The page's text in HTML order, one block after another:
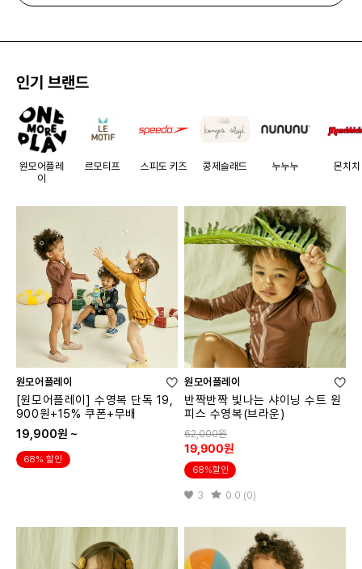
인기 브랜드
원모어플레
이
르모티프 스피도 키즈 콩제슬래드 누누누 몬치치
원모어플레이
[원모어플레이] 수영복 단독 19,
900원+15% 쿠폰+무배
19,900원 ~
68% 할인
원모어플레이
반짝반짝 빛나는 샤이닝 수트 원
피스 수영복(브라운)
62,000원
19,900원
68%할인
3 0.0 (0)